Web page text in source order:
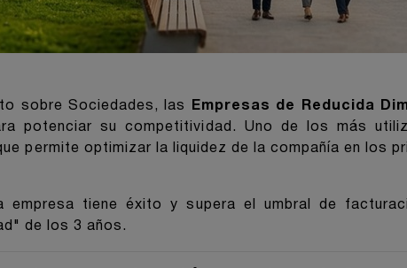
sobre Sociedades, las Empresas de Reducida
potenciar su competitividad. Uno de los más
permite optimizar la liquidez de la compañía en los
empresa tiene éxito y supera el umbral de
de los 3 años.